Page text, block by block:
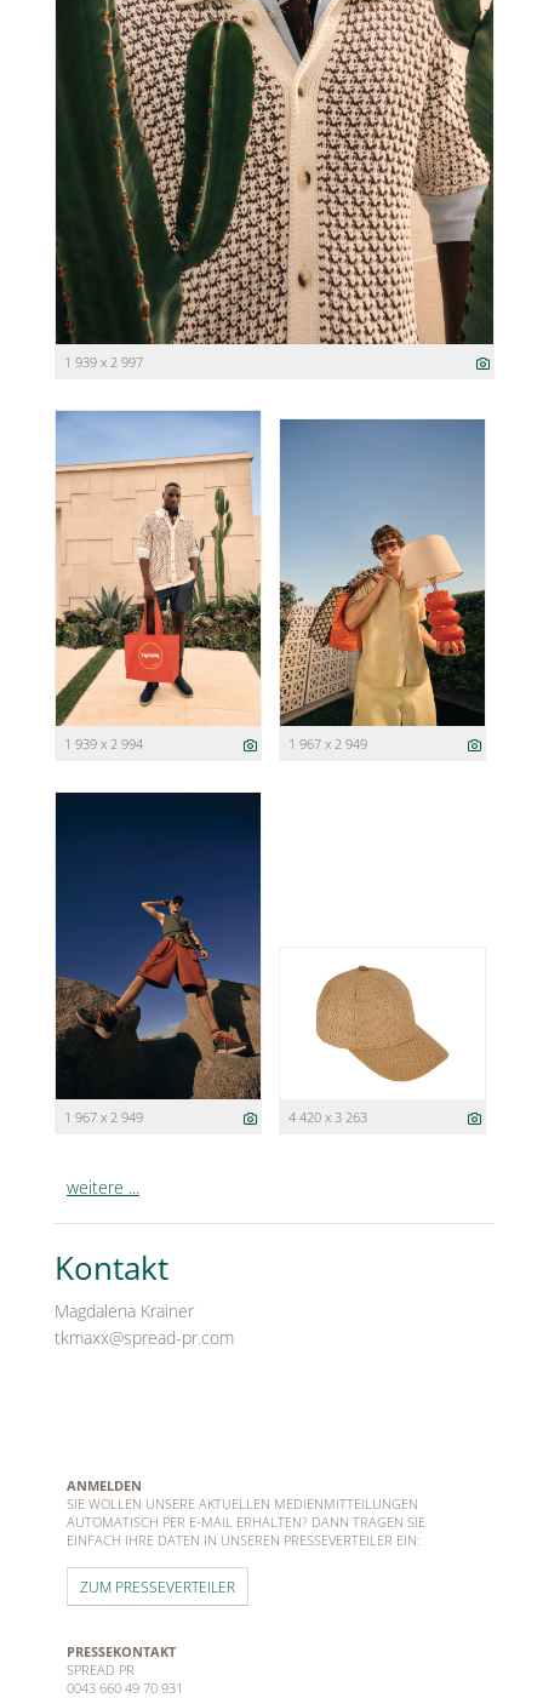
1 939 x 2 997
1 939 x 2 994 1 967 x 2 949
1 967 x 2 949 4 420 x 3 263
weitere ...
Kontakt
Magdalena Krainer
tkmaxx@spread-pr.com
ANMELDEN
SIE WOLLEN UNSERE AKTUELLEN MEDIENMITTEILUNGEN
AUTOMATISCH PER E-MAIL ERHALTEN? DANN TRAGEN SIE
EINFACH IHRE DATEN IN UNSEREN PRESSEVERTEILER EIN:
ZUM PRESSEVERTEILER
PRESSEKONTAKT
SPREAD PR
0043 660 49 70 931